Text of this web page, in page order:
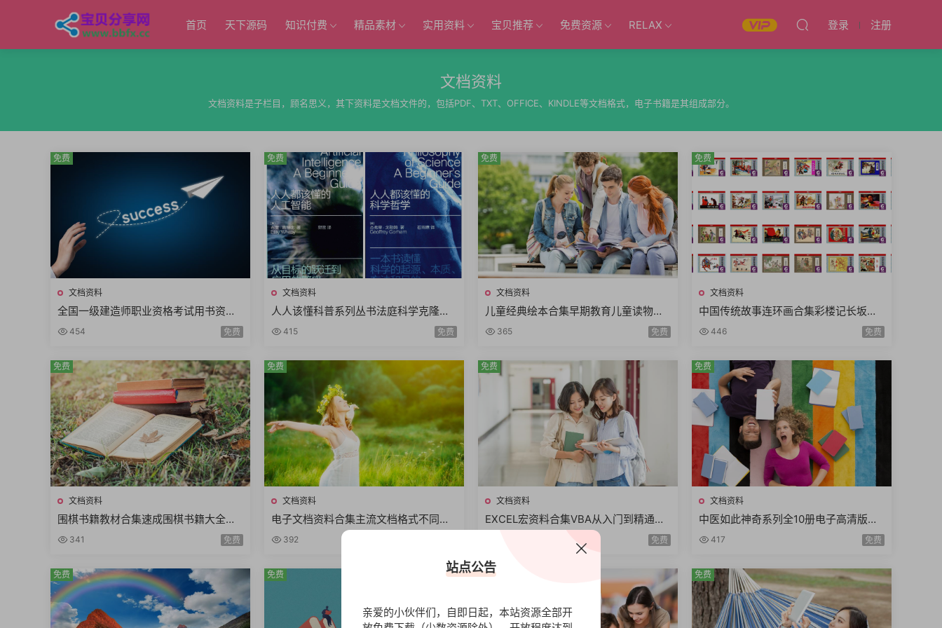
首页 天下源码 知识付费 精品素材 实用资料 宝贝推荐 免费资源 RELAX 登录 注册
文档资料
文档资料是子栏目，顾名思义，其下资料是文档文件的，包括PDF、TXT、OFFICE、KINDLE等文档格式，电子书籍是其组成部分。
文档资料
全国一级建造师职业资格考试用书资料
合集2024年版本PDF电子版全6册
454 免费
免费
文档资料
人人该懂科普系列丛书法庭科学克隆技
术科学哲学启蒙运动扫描电子版本共9册
415 免费
免费
文档资料
儿童经典绘本合集早期教育儿童读物绘
画文字讲故事图画书PPS格式有娃必备6
20册
365 免费
免费
文档资料
中国传统故事连环画合集彩楼记长坂坡
卖油郎穆桂英望江亭西厢记小人书全48
册
446 免费
免费
文档资料
围棋书籍教材合集速成围棋书籍大全围
棋实战技巧手册围棋系列讲座丛书围棋
现代技艺丛书
341 免费
免费
文档资料
电子文档资料合集主流文档格式不同文
档内容pdf文档word文档kindle文档合
集
392
免费
文档资料
EXCEL宏资料合集VBA从入门到精通一
键搞定Excel最强教科书案例实战
免费
免费
文档资料
中医如此神奇系列全10册电子高清版拔
罐刮痧食疗药膳熏蒸药浴经典中医书籍
417 免费
免费
免费 免费 免费 免费
站点公告
亲爱的小伙伴们，自即日起，本站资源全部开